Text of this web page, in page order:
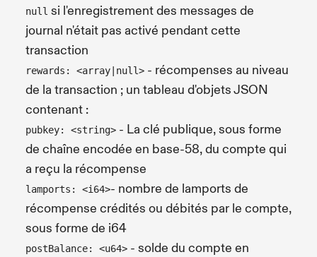
null si l'enregistrement des messages de
journal n'était pas activé pendant cette
transaction
rewards: <array|null> - récompenses au niveau
de la transaction ; un tableau d'objets JSON
contenant :
pubkey: <string> - La clé publique, sous forme
de chaîne encodée en base-58, du compte qui
a reçu la récompense
lamports: <i64>- nombre de lamports de
récompense crédités ou débités par le compte,
sous forme de i64
postBalance: <u64> - solde du compte en